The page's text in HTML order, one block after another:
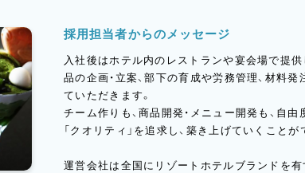
採用担当者からのメッセージ
入社後はホテル内のレストランや宴会場で提
品の企画・立案、部下の育成や労務管理、材料
ていただきます。
チーム作りも、商品開発・メニュー開発も、自由
「クオリティ」を追求し、築き上げていくこと
運営会社は全国にリゾートホテルブランドを